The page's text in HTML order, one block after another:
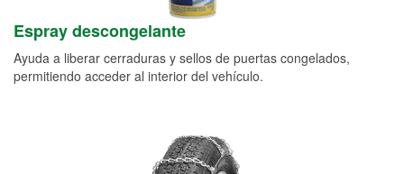
Espray descongelante
Ayuda a liberar cerraduras y sellos de puertas congelados,
permitiendo acceder al interior del vehículo.